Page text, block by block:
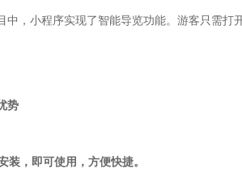
中，小程序实现了智能导览功能。游客只需
势
装，即可使用，方便快捷。